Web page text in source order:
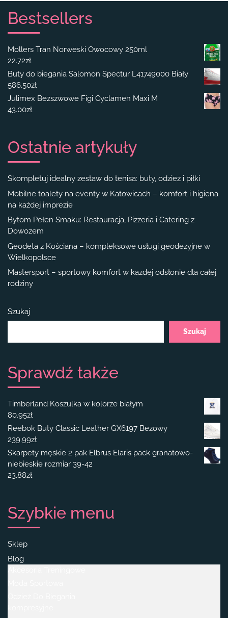
Bestsellers
Mollers Tran Norweski Owocowy 250ml
22.72zł
Buty do biegania Salomon Spectur L41749000 Biały
586.50zł
Julimex Bezszwowe Figi Cyclamen Maxi M
43.00zł
Ostatnie artykuły
Skompletuj idealny zestaw do tenisa: buty, odzież i piłki
Mobilne toalety na eventy w Katowicach – komfort i higiena
na każdej imprezie
Bytom Pełen Smaku: Restauracja, Pizzeria i Catering z
Dowozem
Geodeta z Kościana – kompleksowe usługi geodezyjne w
Wielkopolsce
Mastersport – sportowy komfort w każdej odsłonie dla całej
rodziny
Szukaj
Szukaj
Sprawdź także
Timberland Koszulka w kolorze białym
80.95zł
Reebok Buty Classic Leather GX6197 Beżowy
239.99zł
Skarpety męskie 2 pak Elbrus Elaris pack granatowo-
niebieskie rozmiar 39-42
23.88zł
Szybkie menu
Sklep
Blog